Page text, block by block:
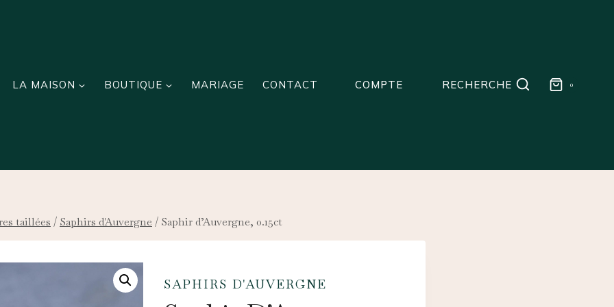
LA MAISON BOUTIQUE MARIAGE CONTACT COMPTE RECHERCHE 0
taillées / Saphirs d'Auvergne / Saphir d’Auvergne, 0.15ct
SAPHIRS D'AUVERGNE